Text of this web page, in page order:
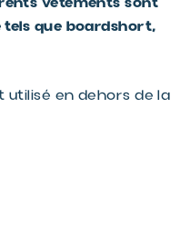
tels que boardshort,
utilisé en dehors de la